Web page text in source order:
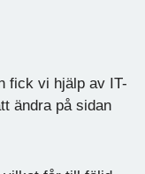
fick vi hjälp av IT-
ändra på sidan